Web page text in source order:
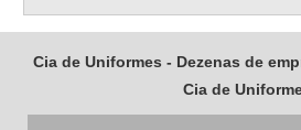
Cia de Uniformes - Dezenas de
Cia de